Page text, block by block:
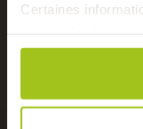
Certaines
de publicité et
combinées avec
avez fournies ou
Pour faire